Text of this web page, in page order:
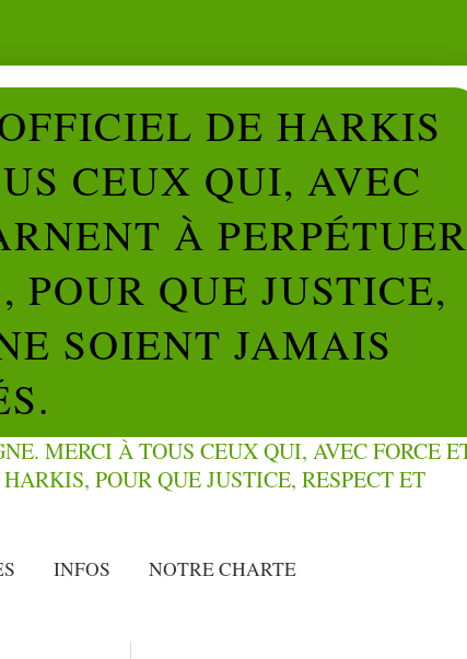
DE HARKIS
CEUX QUI, AVEC
À PERPÉTUER
QUE JUSTICE,
SOIENT JAMAIS
INFOS NOTRE CHARTE